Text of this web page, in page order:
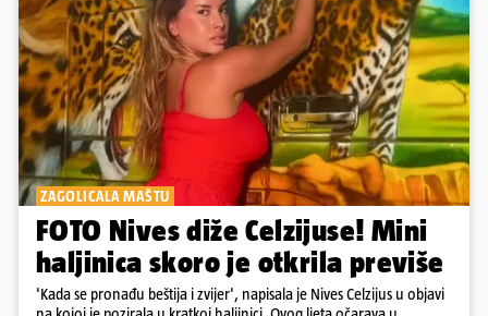
ZAGOLICALA MAŠTU
FOTO Nives diže Celzijuse! Mini
haljinica skoro je otkrila previše
'Kada se pronađu beštija i zvijer', napisala je Nives Celzijus u objavi